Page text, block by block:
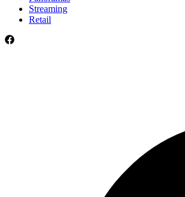
Streaming
Retail